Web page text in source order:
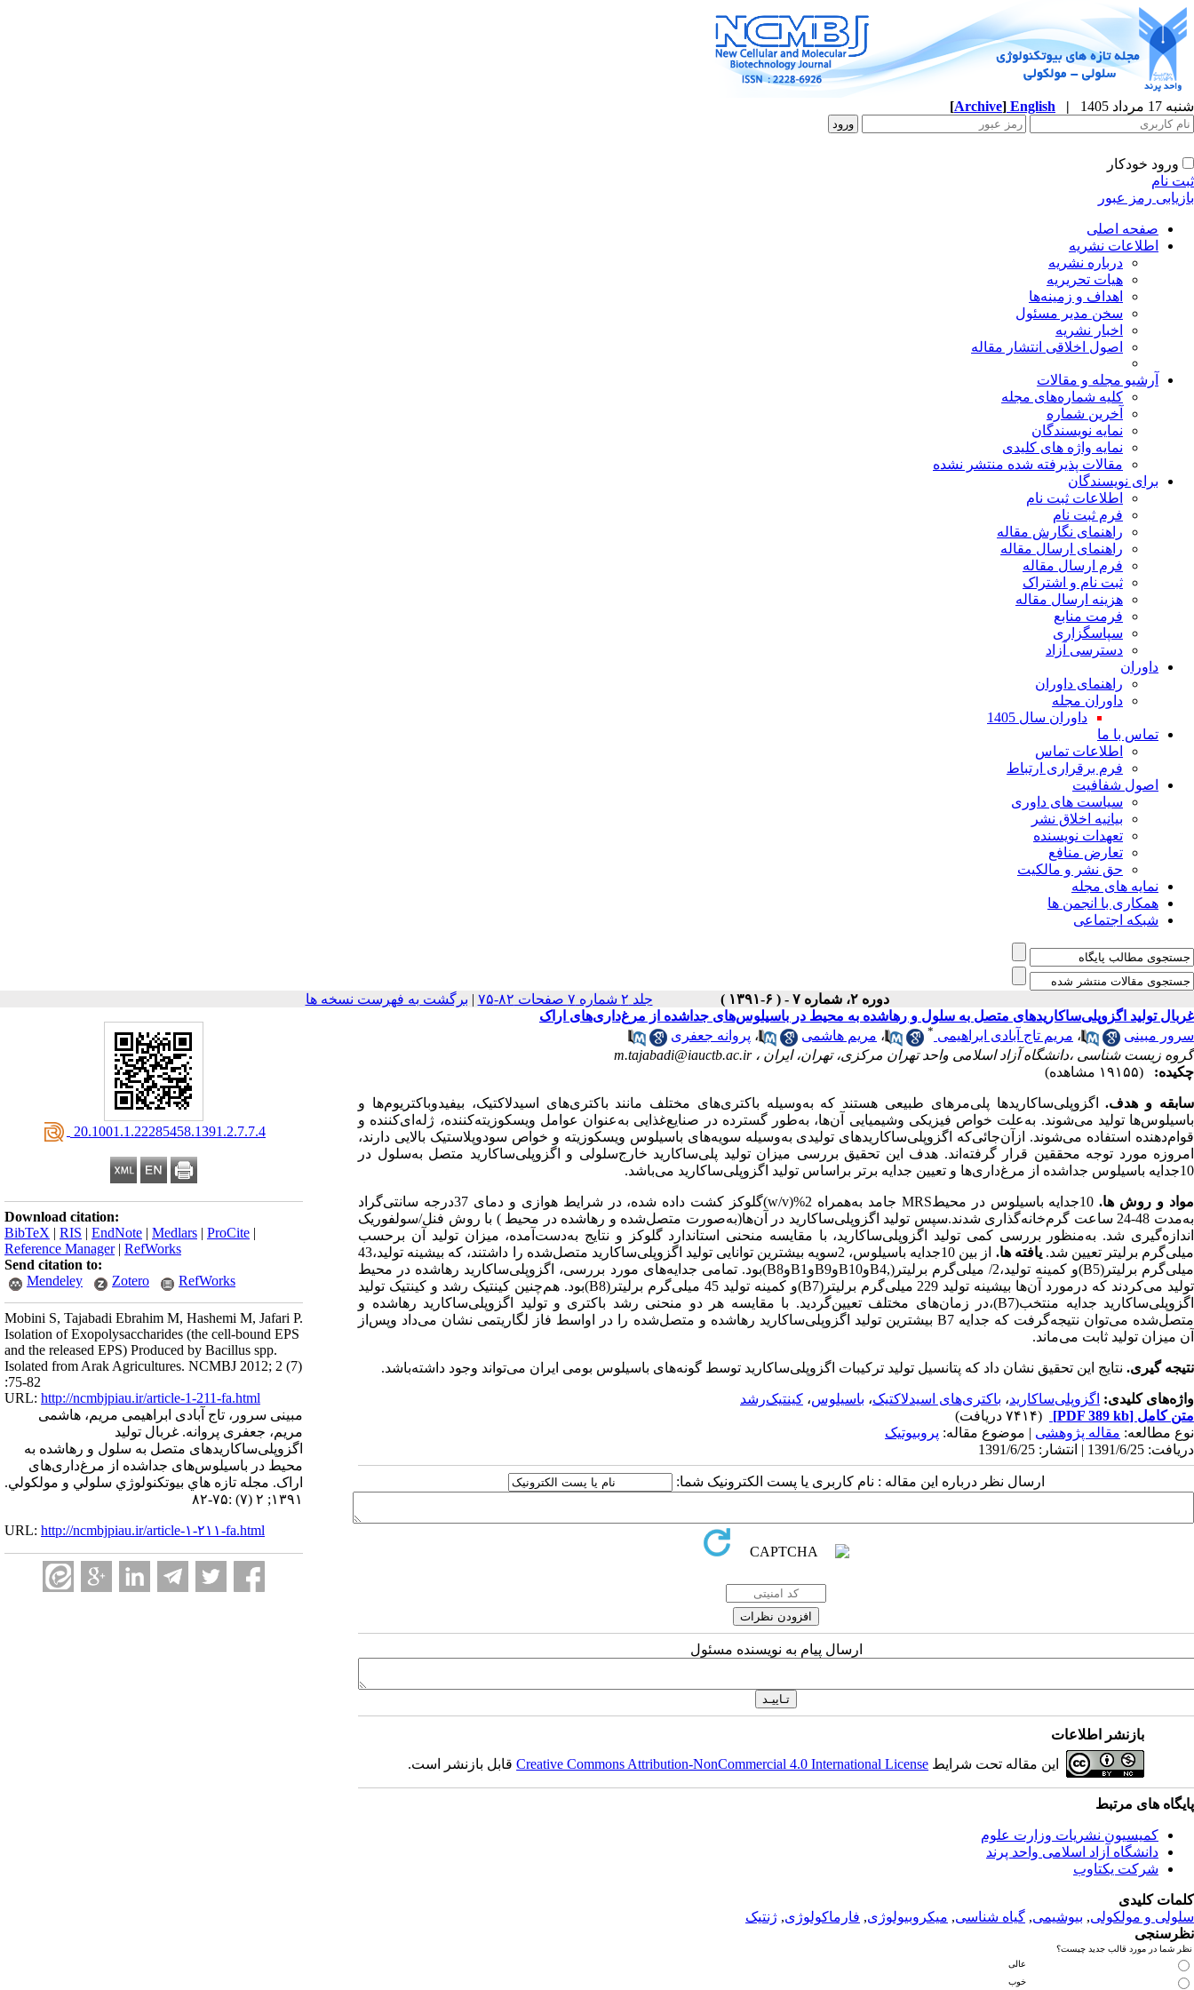
شنبه 17 مرداد 1405 |
English
[Archive]
ورود خودکار
ثبت نام
بازیابی رمز عبور
صفحه اصلی
اطلاعات نشریه
درباره نشریه
هیات تحریریه
اهداف و زمینه‌ها
سخن مدیر مسئول
اخبار نشریه
اصول اخلاقی انتشار مقاله
آرشیو مجله و مقالات
کلیه شماره‌های مجله
آخرین شماره
نمایه نویسندگان
نمایه واژه های کلیدی
مقالات پذیرفته شده منتشر نشده
برای نویسندگان
اطلاعات ثبت نام
فرم ثبت نام
راهنمای نگارش مقاله
راهنمای ارسال مقاله
فرم ارسال مقاله
ثبت نام و اشتراک
هزینه ارسال مقاله
فرمت منابع
سپاسگزاری
دسترسی آزاد
داوران
راهنمای داوران
داوران مجله
داوران سال 1405
تماس با ما
اطلاعات تماس
فرم برقراری ارتباط
اصول شفافیت
سیاست های داوری
بیانیه اخلاق نشر
تعهدات نویسنده
تعارض منافع
حق نشر و مالکیت
نمایه های مجله
همکاری با انجمن ها
شبکه اجتماعی
دوره ۲، شماره ۷ - ( ۶-۱۳۹۱ ) جلد ۲ شماره ۷ صفحات ۸۲-۷۵ | برگشت به فهرست نسخه ها
‎ 20.1001.1.22285458.1391.2.7.7.4
Download citation:
BibTeX | RIS | EndNote | Medlars | ProCite |
Reference Manager| RefWorks
Send citation to:
Mendeley
Zotero RefWorks
Mobini S, Tajabadi Ebrahim M, Hashemi M, Jafari P.
Isolation of Exopolysaccharides (the cell-bound EPS
and the released EPS) Produced by Bacillus spp.
Isolated from Arak Agricultures. NCMBJ 2012; 2 (7)
:75-82
URL: http://ncmbjpiau.ir/article-1-211-fa.html
مبینی سرور، تاج آبادی ابراهیمی مریم، هاشمی
مریم، جعفری پروانه. غربال تولید
اگزوپلی‌ساکاریدهای متصل به سلول و رها‌شده به
محیط در باسیلوس‌های جداشده از مرغ‌داری‌های
اراک. مجله تازه هاي بيوتكنولوژي سلولي و مولكولي.
۱۳۹۱; ۲ (۷) :۷۵-۸۲
URL: http://ncmbjpiau.ir/article-۱-۲۱۱-fa.html
غربال تولید اگزوپلی‌ساکاریدهای متصل به سلول و رها‌شده به محیط در باسیلوس‌های جداشده از مرغ‌داری‌های اراک
سرور مبینی
، مریم تاج آبادی ابراهیمی * ، مریم هاشمی ، پروانه جعفری
گروه زیست شناسی ،دانشگاه آزاد اسلامی واحد تهران مرکزی، تهران، ایران ،m.tajabadi@iauctb.ac.ir
چکیده:
(۱۹۱۵۵ مشاهده)
سابقه و هدف.اگزوپلی‌ساکاریدها پلی‌مرهای طبیعی هستند که به‌وسیله باکتری‌های مختلف مانند باکتری‌های اسید‌لاکتیک، بیفیدوباکتریوم‌ها و
باسیلوس‌ها تولید می‌شوند. به‌علت خواص فیزیکی وشیمیایی آن‌ها، به‌طور گسترده در صنایع‌غذایی به‌عنوان عوامل ویسکوزیته‌کننده، ژله‌ای‌کننده و
قوام‌دهنده استفاده می‌شوند. از‌آن‌جائی‌‌که اگزوپلی‌ساکاریدهای تولیدی به‌وسیله سویه‌های باسیلوس ویسکوزیته و خواص سودوپلاستیک بالایی دارند،
امروزه مورد توجه محققین قرار ‌گرفته‌اند. هدف این تحقیق بررسی میزان تولید پلی‌ساکارید خارج‌سلولی و اگزوپلی‌ساکارید متصل به‌سلول در
10جدایه ‌باسیلوس جدا‌شده از مرغ‌داری‌ها و تعیین جدایه ‌برتر بر‌اساس تولید اگزوپلی‌ساکارید می‌باشد.
مواد و روش ها.
10جدایه ‌باسیلوس در محیط‌MRS جامد به‌همراه 2%‌(w/v)گلوکز کشت داده شده، در شرایط هوازی و دمای 37‌درجه سانتی‌گراد
به‌مدت 48-24 ساعت گرم‌خانه‌گذاری شدند.سپس تولید اگزوپلی‌ساکارید‌‌ در آن‌ها(به‌صورت متصل‌شده و رها‌شده در محیط ) با روش فنل/‌سولفوریک
اندازه‌‌گیری شد. به‌منظور بررسی کمی تولید اگزوپلی‌ساکارید، با مقایسه منحنی استاندارد گلوکز و نتایج به‌دست‌آمده، میزان تولید آن برحسب
میلی‌گرم بر‌لیتر تعیین شد.یافته ها.
از بین 10جدایه‌ باسیلوس، 2سویه بیشترین توانایی تولید اگزوپلی‌ساکارید متصل‌شده را داشتند، که بیشینه تولید،‌43
میلی‌گرم بر‌لیتر(B5)‌‌و ‌کمینه‌ تولید،‌2/ میلی‌گرم بر‌لیتر(,B4وB10وB9وB1وB8)‌بود. تمامی جدایه‌های مورد بررسی، اگزوپلی‌ساکارید رها‌شده در محیط
تولید می‌کردند که در‌مورد آن‌ها بیشینه تولید 229 میلی‌گرم بر‌لیتر(B7)‌و کمینه تولید 45 میلی‌گرم بر‌لیتر(B8)‌بود. هم‌چنین کینتیک‌ رشد و کینتیک تولید
اگزوپلی‌ساکارید جدایه ‌منتخب(B7)،‌در زمان‌های مختلف تعیین‌گردید. با مقایسه هر دو منحنی رشد باکتری و تولید اگزوپلی‌ساکارید رها‌شده و
متصل‌شده می‌توان نتیجه‌گرفت که جدایه B7 ‌بیشترین تولید اگزوپلی‌ساکارید رها‌شده و متصل‌شده را در اواسط فاز لگاریتمی نشان می‌داد وپس‌از
آن میزان تولید ثابت می‌ماند.
نتیجه گیری. نتایج این تحقیق نشان ‌داد که پتانسیل تولید ترکیبات اگزوپلی‌ساکارید توسط گونه‌های باسیلوس بومی ایران می‌تواند وجود ‌داشته‌باشد.
واژه‌های کلیدی: اگزوپلی‌ساکارید، باکتری‌های اسید‌لاکتیک، باسیلوس، کینتیک‌رشد
متن کامل [PDF 389 kb]
(۷۴۱۴ دریافت)
نوع مطالعه: مقاله پژوهشی | موضوع مقاله: پروبیوتیک
دریافت: 1391/6/25 | انتشار: 1391/6/25
ارسال نظر درباره این مقاله : نام کاربری یا پست الکترونیک شما:
ارسال پیام به نویسنده مسئول
بازنشر اطلاعات
این مقاله تحت شرایط Creative Commons Attribution-NonCommercial 4.0 International Licenseقابل بازنشر است.
پایگاه های مرتبط
کمیسیون نشریات وزارت علوم
دانشگاه آزاد اسلامی واحد پرند
شرکت یکتاوب
کلمات کلیدی
سلولی و مولکولی, بیوشیمی, گیاه شناسی, میکروبیولوژی, فارماکولوژی, ژنتیک
نظرسنجی
نظر شما در مورد قالب جدید چیست؟
عالی
خوب